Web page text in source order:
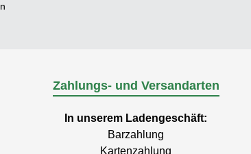
Zahlungs- und Versandarten
In unserem Ladengeschäft:
Barzahlung
Kartenzahlung